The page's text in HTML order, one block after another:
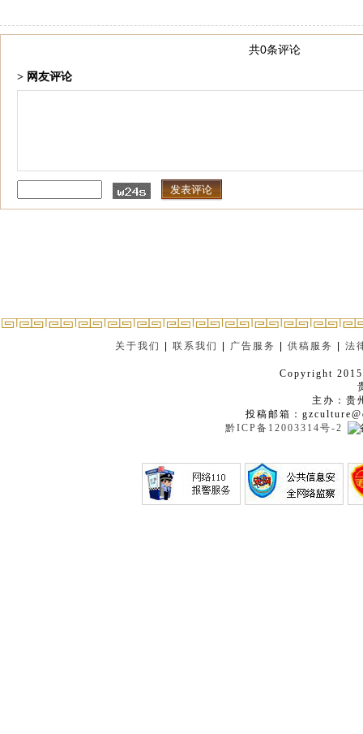
共0条评论
> 网友评论
关于我们 |联系我们 广告服务 |供稿服务 |法
Copyright
主办：贵
投稿邮箱：
黔ICP备12003314号-2